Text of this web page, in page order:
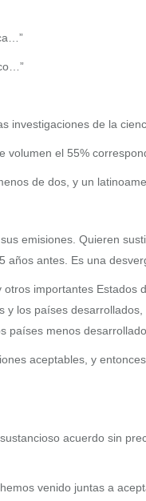
investigaciones de la
el 55%
de dos, y un
emisiones. Quieren
antes. Es una
importantes
los países
países menos
aceptables, y
acuerdo sin
venido juntas a